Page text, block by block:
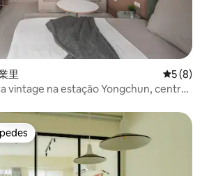
里 5 de
5 (8)
vintage na estação Yongchun, centro